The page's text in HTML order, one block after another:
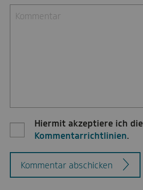
Hiermit akzeptiere ich
Kommentarrichtlinien.
Kommentar abschicken